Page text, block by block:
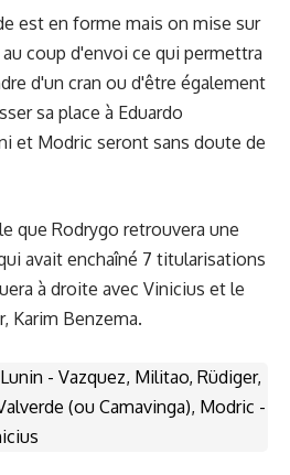
est en forme mais on mise sur
coup d'envoi ce qui permettra
d'un cran ou d'être également
sa place à Eduardo
et Modric seront sans doute de
que Rodrygo retrouvera une
avait enchaîné 7 titularisations
à droite avec Vinicius et le
Karim Benzema.
Lunin - Vazquez, Militao, Rüdiger,
(ou Camavinga), Modric -